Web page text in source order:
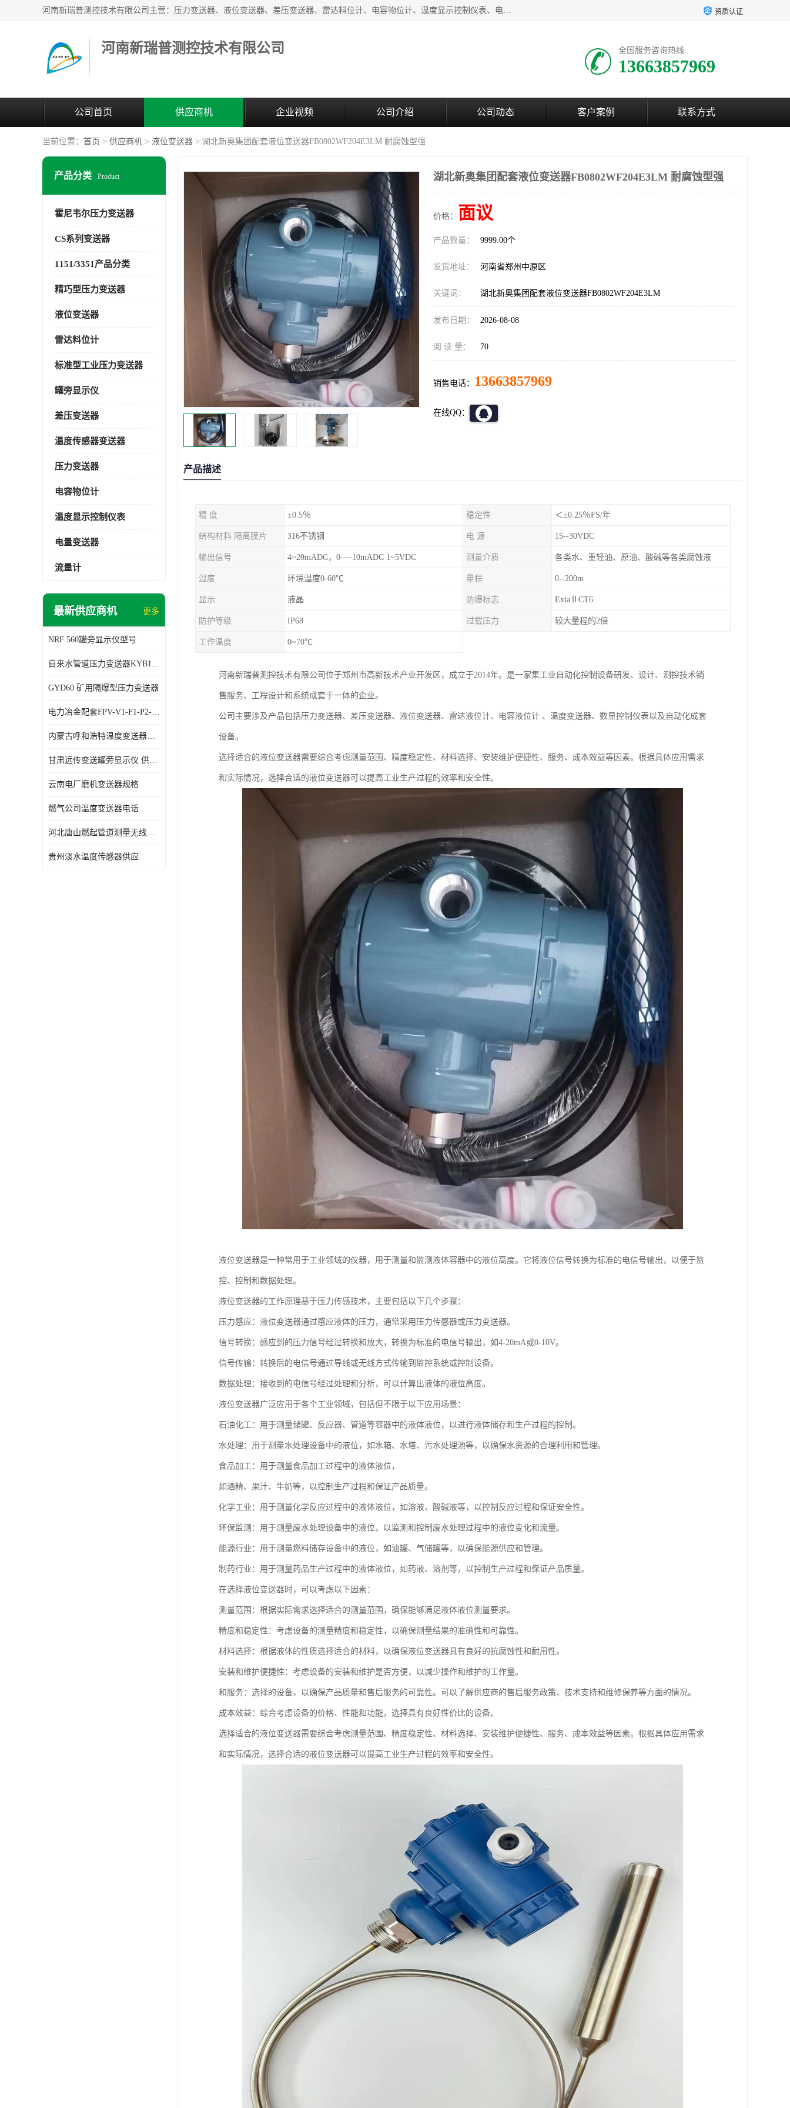
河南新瑞普测控技术有限公司主营：压力变送器、液位变送器、差压变送器、雷达料位计、电容物位计、温度显示控制仪表、电量变送器、流量计、工业自动化系统成套设备。 资质认证
河南新瑞普测控技术有限公司 全国服务咨询热线:
13663857969
公司首页 供应商机 企业视频 公司介绍 公司动态 客户案例 联系方式
当前位置： 首页 > 供应商机 > 液位变送器 > 湖北新奥集团配套液位变送器FB0802WF204E3LM 耐腐蚀型强
产品分类 Product
霍尼韦尔压力变送器
CS系列变送器
1151/3351产品分类
精巧型压力变送器
液位变送器
雷达料位计
标准型工业压力变送器
罐旁显示仪
差压变送器
温度传感器变送器
压力变送器
电容物位计
温度显示控制仪表
电量变送器
流量计
最新供应商机 更多
NRF 560罐旁显示仪型号
自来水管道压力变送器KYB11G03M2型号 使用方便
GYD60 矿用隔爆型压力变送器
电力冶金配套FPV-V1-F1-P2-03电压变送器
内蒙古呼和浩特温度变送器配套罐旁显示仪供应 性能稳定
甘肃远传变送罐旁显示仪 供应及时
云南电厂磨机变送器规格
燃气公司温度变送器电话
河北唐山燃起管道测量无线压力变送器型号 性能稳定
贵州淡水温度传感器供应
湖北新奥集团配套液位变送器FB0802WF204E3LM 耐腐蚀型强
价格： 面议
产品数量： 9999.00个
发货地址： 河南省郑州中原区
关键词： 湖北新奥集团配套液位变送器FB0802WF204E3LM
发布日期： 2026-08-08
阅 读 量： 70
销售电话： 13663857969
在线QQ：
产品描述
精 度 ±0.5％ 稳定性 ＜±0.25％FS/年
结构材料 隔离膜片 316不锈钢 电 源 15--30VDC
输出信号 4~20mADC，0----10mADC 1~5VDC 测量介质 各类水、重轻油、原油、酸碱等各类腐蚀液
温度 环境温度0-60℃ 量程 0--200m
显示 液晶 防爆标志 ExiaⅡCT6
防护等级 IP68 过载压力 较大量程的2倍
工作温度 0~70℃
河南新瑞普测控技术有限公司位于郑州市高新技术产业开发区，成立于2014年。是一家集工业自动化控制设备研发、设计、测控技术销
售服务、工程设计和系统成套于一体的企业。
公司主要涉及产品包括压力变送器、差压变送器、液位变送器、雷达液位计、电容液位计 、温度变送器、数显控制仪表以及自动化成套
设备。
选择适合的液位变送器需要综合考虑测量范围、精度稳定性、材料选择、安装维护便捷性、服务、成本效益等因素。根据具体应用需求
和实际情况，选择合适的液位变送器可以提高工业生产过程的效率和安全性。
液位变送器是一种常用于工业领域的仪器，用于测量和监测液体容器中的液位高度。它将液位信号转换为标准的电信号输出，以便于监
控、控制和数据处理。
液位变送器的工作原理基于压力传感技术，主要包括以下几个步骤：
压力感应：液位变送器通过感应液体的压力，通常采用压力传感器或压力变送器。
信号转换：感应到的压力信号经过转换和放大，转换为标准的电信号输出，如4-20mA或0-10V。
信号传输：转换后的电信号通过导线或无线方式传输到监控系统或控制设备。
数据处理：接收到的电信号经过处理和分析，可以计算出液体的液位高度。
液位变送器广泛应用于各个工业领域，包括但不限于以下应用场景：
石油化工：用于测量储罐、反应器、管道等容器中的液体液位，以进行液体储存和生产过程的控制。
水处理：用于测量水处理设备中的液位，如水箱、水塔、污水处理池等，以确保水资源的合理利用和管理。
食品加工：用于测量食品加工过程中的液体液位，
如酒精、果汁、牛奶等，以控制生产过程和保证产品质量。
化学工业：用于测量化学反应过程中的液体液位，如溶液、酸碱液等，以控制反应过程和保证安全性。
环保监测：用于测量废水处理设备中的液位，以监测和控制废水处理过程中的液位变化和流量。
能源行业：用于测量燃料储存设备中的液位，如油罐、气储罐等，以确保能源供应和管理。
制药行业：用于测量药品生产过程中的液体液位，如药液、溶剂等，以控制生产过程和保证产品质量。
在选择液位变送器时，可以考虑以下因素：
测量范围：根据实际需求选择适合的测量范围，确保能够满足液体液位测量要求。
精度和稳定性：考虑设备的测量精度和稳定性，以确保测量结果的准确性和可靠性。
材料选择：根据液体的性质选择适合的材料，以确保液位变送器具有良好的抗腐蚀性和耐用性。
安装和维护便捷性：考虑设备的安装和维护是否方便，以减少操作和维护的工作量。
和服务：选择的设备，以确保产品质量和售后服务的可靠性。可以了解供应商的售后服务政策、技术支持和维修保养等方面的情况。
成本效益：综合考虑设备的价格、性能和功能，选择具有良好性价比的设备。
选择适合的液位变送器需要综合考虑测量范围、精度稳定性、材料选择、安装维护便捷性、服务、成本效益等因素。根据具体应用需求
和实际情况，选择合适的液位变送器可以提高工业生产过程的效率和安全性。